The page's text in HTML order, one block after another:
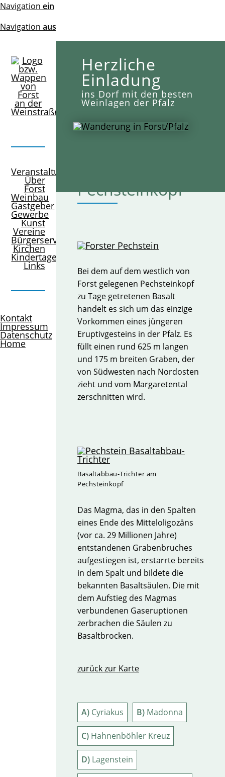
Navigation ein
Navigation aus
Veranstaltungen
Über
Forst
Weinbau
Gastgeber
Gewerbe
Kunst
Vereine
Bürgerservice
Kirchen
Kindertagesstätte
Links
Kontakt
Impressum
Datenschutz
Home
Herzliche
Einladung
ins Dorf mit den besten
Weinlagen der Pfalz
Pechsteinkopf
Bei dem auf dem westlich von
Forst gelegenen Pechsteinkopf
zu Tage getretenen Basalt
handelt es sich um das einzige
Vorkommen eines jüngeren
Eruptivgesteins in der Pfalz. Es
füllt einen rund 625 m langen
und 175 m breiten Graben, der
von Südwesten nach Nordosten
zieht und vom Margaretental
zerschnitten wird.
Basaltabbau-Trichter am
Pechsteinkopf
Das Magma, das in den Spalten
eines Ende des Mitteloligozäns
(vor ca. 29 Millionen Jahre)
entstandenen Grabenbruches
aufgestiegen ist, erstarrte bereits
in dem Spalt und bildete die
bekannten Basaltsäulen. Die mit
dem Aufstieg des Magmas
verbundenen Gaseruptionen
zerbrachen die Säulen zu
Basaltbrocken.
zurück zur Karte
A) Cyriakus B) Madonna
C) Hahnenböhler Kreuz
D) Lagenstein